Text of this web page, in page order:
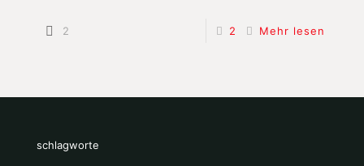
2 2 Mehr lesen
schlagworte